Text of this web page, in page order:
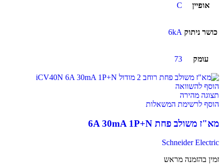
אופיין C
כושר ניתוק 6kA
עומק 73
הוסף להשוואה
תצוגה מהירה
הוסף לרשימת המשאלות
מא"ז משולב פחת 6A 30mA 1P+N
Schneider Electric
זמין בהזמנה מראש